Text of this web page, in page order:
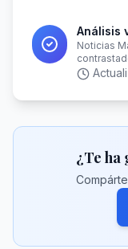
Análisis
Noticias
¿Te ha